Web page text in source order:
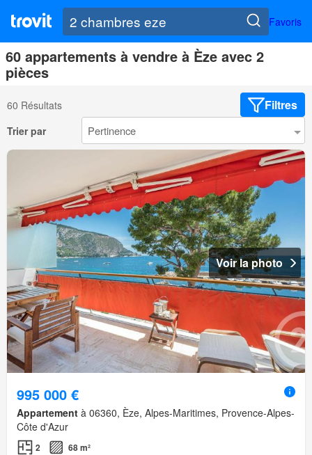
Favoris
60 appartements à vendre à Èze avec 2
pièces
60 Résultats Filtres
Trier par
Voir la photo
995 000 €
Appartement à 06360, Èze, Alpes-Maritimes, Provence-Alpes-
Côte d'Azur
2 68 m²